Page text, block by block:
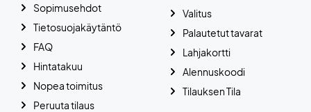
Sopimusehdot
Tietosuojakäytäntö
FAQ
Hintatakuu
Nopea toimitus
Peruuta tilaus
Valitus
Palautetut tavarat
Lahjakortti
Alennuskoodi
Tilauksen Tila